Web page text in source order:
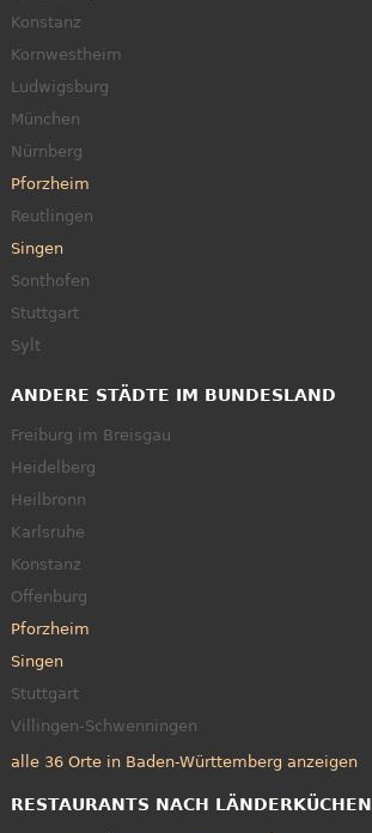
Konstanz
Kornwestheim
Ludwigsburg
München
Nürnberg
Pforzheim
Reutlingen
Singen
Sonthofen
Stuttgart
Sylt
ANDERE STÄDTE IM BUNDESLAND
Freiburg im Breisgau
Heidelberg
Heilbronn
Karlsruhe
Konstanz
Offenburg
Pforzheim
Singen
Stuttgart
Villingen-Schwenningen
alle 36 Orte in Baden-Württemberg anzeigen
RESTAURANTS NACH LÄNDERKÜCHEN